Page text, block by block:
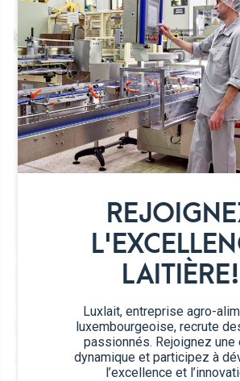
LAITIÈRE!
Luxlait, entreprise agro-
luxembourgeoise, recrute
passionnés. Rejoignez une
dynamique et participez à
l’excellence et
TETRA TOP ®
500 ml, 750 ml et 1 L
La combinaison parfaite entre
style
BE VISIBLE
contemporain et exclusif qui
à verser grâce à son ouverture Eifel™